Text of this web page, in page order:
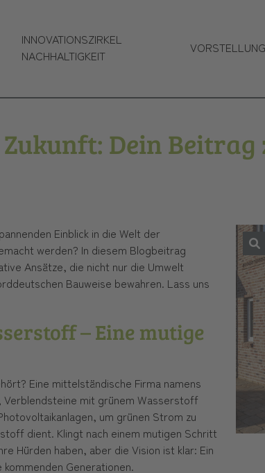
INNOVATIONSZIRKEL
NACHHALTIGKEIT
VORSTELLUNG
Dein
Einblick in die Welt der
werden? In diesem Blogbeitrag
Ansätze, die nicht nur die Umwelt
Bauweise bewahren. Lass uns
– Eine mutige
Eine mittelständische Firma namens
Verblendsteine mit grünem Wasserstoff
um grünen Strom zu
dient. Klingt nach einem mutigen Schritt
Hürden haben, aber die Vision ist klar: Ein
Generationen.